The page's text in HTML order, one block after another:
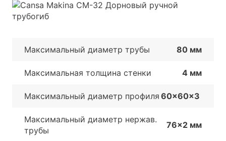
Максимальный диаметр трубы 80 мм
Максимальная толщина стенки 4 мм
Максимальный диаметр профиля 60x60x3
Максимальный диаметр нержав.
трубы
76x2 мм